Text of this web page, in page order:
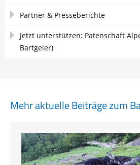
Partner & Presseberichte
Jetzt unterstützen: Patenschaft
Bartgeier)
Mehr aktuelle Beiträge zum